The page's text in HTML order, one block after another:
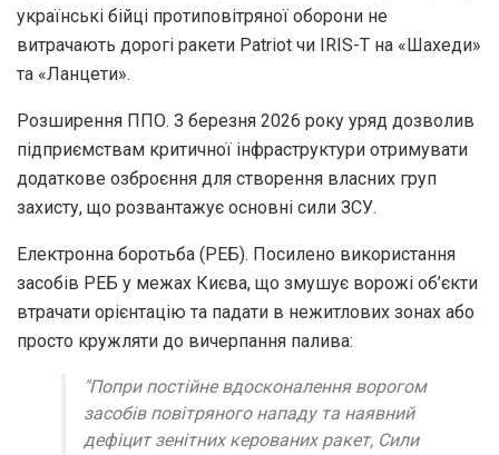
українські бійці протиповітряної оборони не
витрачають дорогі ракети Patriot чи IRIS-T на «Шахеди»
та «Ланцети».
Розширення ППО. З березня 2026 року уряд дозволив
підприємствам критичної інфраструктури отримувати
додаткове озброєння для створення власних груп
захисту, що розвантажує основні сили ЗСУ.
Електронна боротьба (РЕБ). Посилено використання
засобів РЕБ у межах Києва, що змушує ворожі об’єкти
втрачати орієнтацію та падати в нежитлових зонах або
просто кружляти до вичерпання палива:
"Попри постійне вдосконалення ворогом
засобів повітряного нападу та наявний
дефіцит зенітних керованих ракет, Сили